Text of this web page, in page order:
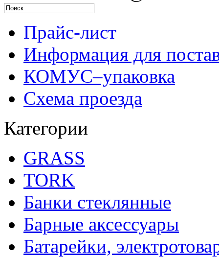
Прайс-лист
Информация для
КОМУС–упаковка
Схема проезда
Категории
GRASS
TORK
Банки стеклянные
Барные аксессуары
Батарейки,